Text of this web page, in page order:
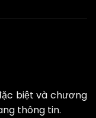
biệt và chương
thông tin.